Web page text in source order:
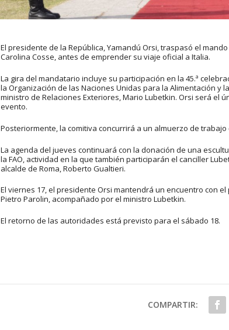
El presidente de la República, Yamandú Orsi, traspasó el
Carolina Cosse, antes de emprender su viaje oficial a Italia.
La gira del mandatario incluye su participación en la 45.ª
la Organización de las Naciones Unidas para la Alimentación y
ministro de Relaciones Exteriores, Mario Lubetkin. Orsi será el
evento.
Posteriormente, la comitiva concurrirá a un almuerzo de
La agenda del jueves continuará con la donación de una
la FAO, actividad en la que también participarán el canciller
alcalde de Roma, Roberto Gualtieri.
El viernes 17, el presidente Orsi mantendrá un encuentro con
Pietro Parolin, acompañado por el ministro Lubetkin.
El retorno de las autoridades está previsto para el sábado 18.
COMPARTIR: